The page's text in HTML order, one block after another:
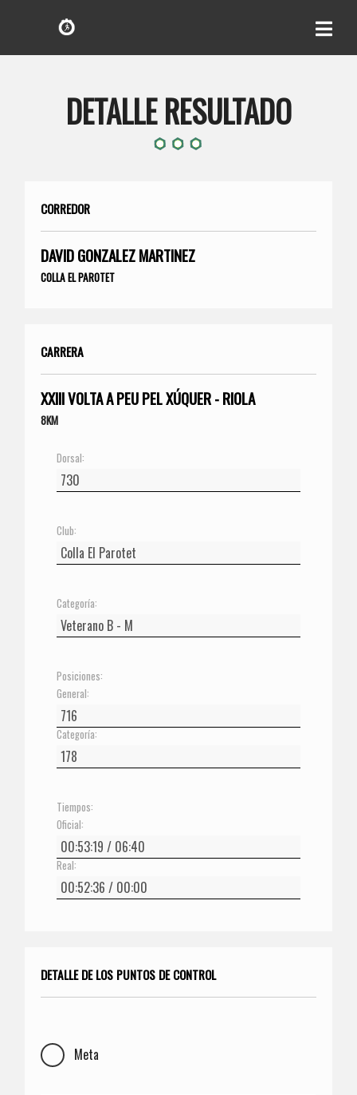
DETALLE RESULTADO
CORREDOR
DAVID GONZALEZ MARTINEZ
COLLA EL PAROTET
CARRERA
XXIII VOLTA A PEU PEL XÚQUER - RIOLA
8KM
Dorsal:
Club:
Categoría:
Posiciones:
General:
Categoría:
Tiempos:
Oficial:
Real:
DETALLE DE LOS PUNTOS DE CONTROL
Meta